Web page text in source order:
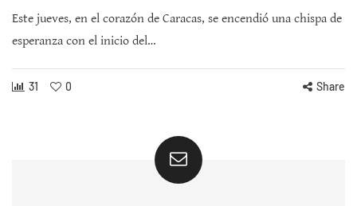
Este jueves, en el corazón de Caracas, se encendió una chispa de
esperanza con el inicio del…
31 0 Share